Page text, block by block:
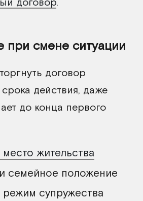
при смене ситуации
договор
действия, даже
до конца первого
жительства
семейное положение
супружества